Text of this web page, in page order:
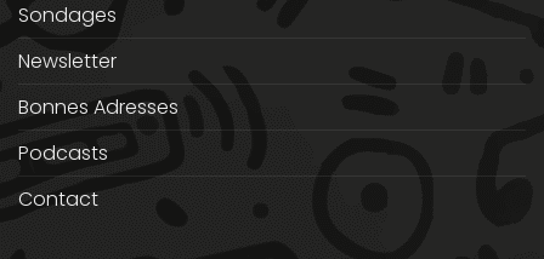
Sondages
Newsletter
Bonnes Adresses
Podcasts
Contact